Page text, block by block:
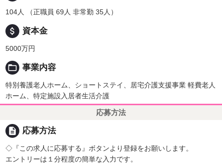
104人 （正職員 69人 非常勤 35人）
attach_money 資本金
5000万円
folder_open 事業内容
特別養護老人ホーム、ショートステイ、居宅介護支援事業 軽費老人
ホーム、特定施設入居者生活介護
応募方法
description 応募方法
◇『この求人に応募する』ボタンより登録をお願いします。
エントリーは１分程度の簡単な入力です。